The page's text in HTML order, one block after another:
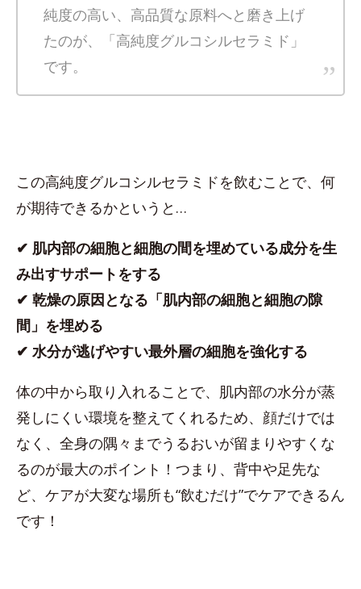
純度の高い、高品質な原料へと磨き上げ
たのが、「高純度グルコシルセラミド」
です。
この高純度グルコシルセラミドを飲むことで、何
が期待できるかというと…
✔︎ 肌内部の細胞と細胞の間を埋めている成分を生
み出すサポートをする
✔︎ 乾燥の原因となる「肌内部の細胞と細胞の隙
間」を埋める
✔︎ 水分が逃げやすい最外層の細胞を強化する
体の中から取り入れることで、肌内部の水分が蒸
発しにくい環境を整えてくれるため、顔だけでは
なく、全身の隅々までうるおいが留まりやすくな
るのが最大のポイント！つまり、背中や足先な
ど、ケアが大変な場所も“飲むだけ”でケアできるん
です！